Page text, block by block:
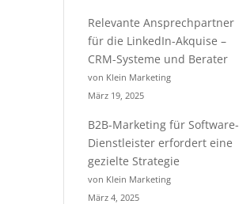
Relevante Ansprechpartner
für die LinkedIn-Akquise –
CRM-Systeme und Berater
von Klein Marketing
März 19, 2025
B2B-Marketing für Software-
Dienstleister erfordert eine
gezielte Strategie
von Klein Marketing
März 4, 2025